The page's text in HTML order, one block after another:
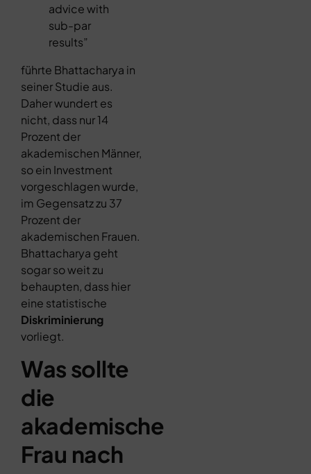
advice with
sub-par
results”
führte Bhattacharya in
seiner Studie aus.
Daher wundert es
nicht, dass nur 14
Prozent der
akademischen Männer,
so ein Investment
vorgeschlagen wurde,
im Gegensatz zu 37
Prozent der
akademischen Frauen.
Bhattacharya geht
sogar so weit zu
behaupten, dass hier
eine statistische
Diskriminierung
vorliegt.
Was sollte
die
akademische
Frau nach